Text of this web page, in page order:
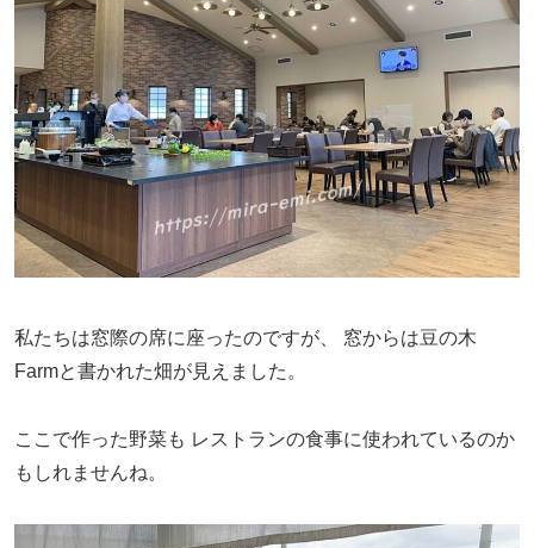
私たちは窓際の席に座ったのですが、
窓からは豆の木
Farmと書かれた畑が見えました。
ここで作った野菜も レストランの食事に使われているのか
もしれませんね。